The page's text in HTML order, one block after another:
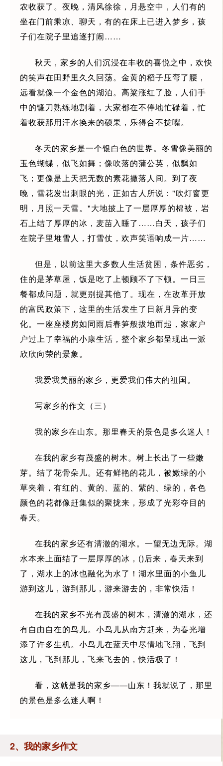
农收获了。夜晚，清风徐徐，月悬空中，人们有的
坐在门前乘凉、聊天，有的在床上已进入梦乡，孩
子们在院子里追逐打闹……
秋天，家乡的人们沉浸在丰收的喜悦之中，欢快
的笑声在田野里久久回荡。金黄的稻子压弯了腰，
远看就像一个金色的湖泊。高粱涨红了脸，人们手
中的镰刀熟练地割着，大家都在不停地忙碌着，忙
着收获那用汗水换来的硕果，乐得合不拢嘴。
冬天的家乡是一个银白色的世界。冬雪像美丽的
玉色蝴蝶，似飞如舞；像吹落的蒲公英，似飘如
飞；更像是上天把无数的素花撒落人间。到了夜
晚，雪花发出刺眼的光，正如古人所说："吹灯窗更
明，月照一天雪。"大地披上了一层厚厚的棉被，岩
石上结了厚厚的冰，麦苗入睡了……白天，孩子们
在院子里堆雪人，打雪仗，欢声笑语响成一片……
但是，以前这里大多数人生活贫困，条件恶劣，
住的是茅草屋，饭是吃了上顿顾不了下顿。一日三
餐都成问题，就更别提其他了。现在，在改革开放
的富民政策下，这里的生活发生了日新月异的变
化。一座座楼房如同雨后春笋般拔地而起，家家户
户过上了幸福的小康生活，整个家乡都呈现出一派
欣欣向荣的景象。
我爱我美丽的家乡，更爱我们伟大的祖国。
写家乡的作文（三）
我的家乡在山东。那里春天的景色是多么迷人！
在我的家乡有茂盛的树木。树上长出了一些嫩
芽。结了花骨朵儿。还有鲜艳的花儿，被嫩绿的小
草夹着，有红的、黄的、蓝的、紫的、绿的，各色
颜色的花都像赶集似的聚拢来，形成了光彩夺目的
春天。
在我的家乡还有清澈的湖水。一望无边无际。湖
水本来上面结了一层厚厚的冰，()后来，春天来到
了，湖水上的冰也融化为水了！湖水里面的小鱼儿
游到这儿，游到那儿，游来游去的，非常快活！
在我的家乡不光有茂盛的树木，清澈的湖水，还
有自由自在的鸟儿。小鸟儿从南方赶来，为春光增
添了许多生机。小鸟儿在蓝天中尽情地飞翔，飞到
这儿，飞到那儿，飞来飞去的，快活极了！
看，这就是我的家乡——山东！我就说了，那里
的景色是多么迷人啊！
2、我的家乡作文